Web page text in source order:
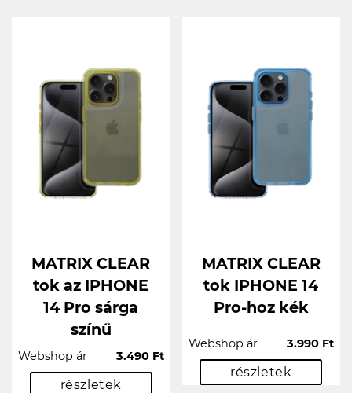
MATRIX CLEAR
tok az IPHONE
14 Pro sárga
színű
Webshop ár 3.490 Ft
részletek
MATRIX CLEAR
tok IPHONE 14
Pro-hoz kék
Webshop ár 3.990 Ft
részletek